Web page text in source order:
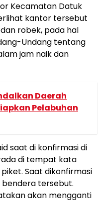
Kecamatan Datuk
kantor tersebut
robek, pada hal
Undang tentang
jam naik dan
Daerah
Pelabuhan
saat di konfirmasi di
di tempat kata
Saat dikonfirmasi
tersebut.
akan mengganti